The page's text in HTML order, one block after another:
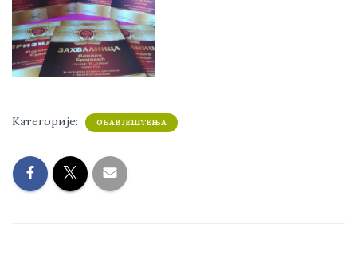
Категорије: ОБАВЈЕШТЕЊА